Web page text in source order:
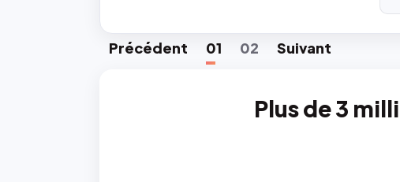
Précédent 01 02 Suivant
Plus de 3